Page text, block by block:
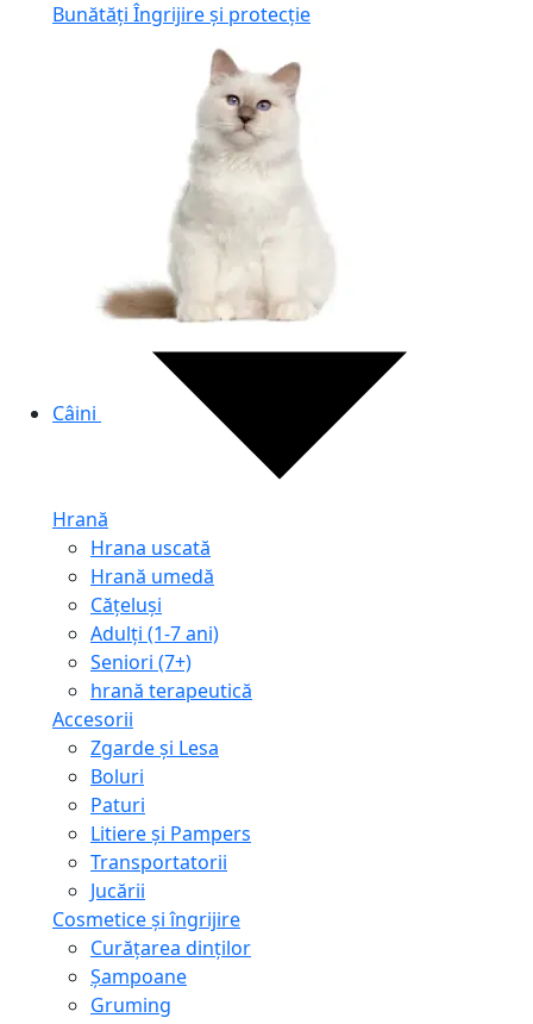
Bunătăți Îngrijire și protecție
Câini
Hrană
Hrana uscată
Hrană umedă
Cățeluși
Adulți (1-7 ani)
Seniori (7+)
hrană terapeutică
Accesorii
Zgarde și Lesa
Boluri
Paturi
Litiere și Pampers
Transportatorii
Jucării
Cosmetice și îngrijire
Curățarea dinților
Șampoane
Gruming